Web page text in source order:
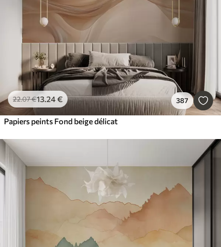
Réinitialiser tous les filtres
22.07€13.24€ 387
Papiers peints Fond beige délicat